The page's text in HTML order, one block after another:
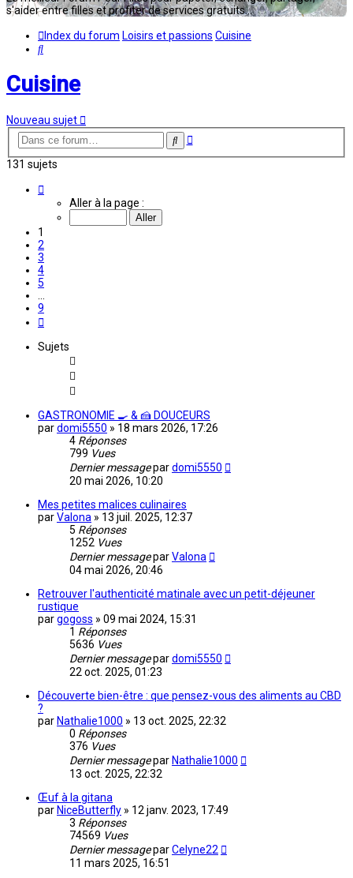
s'aider entre filles et profiter de services gratuits...
Index du forum Loisirs et passions Cuisine
Rechercher
Cuisine
Nouveau sujet
Rechercher
Recherche
131 sujets
Aller à la page :
1
2
3
4
5
9
Sujets
GASTRONOMIE 🍳 & 🍰 DOUCEURS
pardomi5550 » 18 mars 2026, 17:26
4 Réponses
799 Vues
Dernier messagepardomi5550
20 mai 2026, 10:20
Mes petites malices culinaires
parValona » 13 juil. 2025, 12:37
5 Réponses
1252 Vues
Dernier messageparValona
04 mai 2026, 20:46
Retrouver l'authenticité matinale avec un petit-déjeuner
rustique
pargogoss » 09 mai 2024, 15:31
1 Réponses
5636 Vues
Dernier messagepardomi5550
22 oct. 2025, 01:23
Découverte bien-être : que pensez-vous des aliments au CBD
?
par Nathalie1000 » 13 oct. 2025, 22:32
0 Réponses
376 Vues
Dernier messagepar Nathalie1000
13 oct. 2025, 22:32
Œuf à la gitana
par NiceButterfly » 12 janv. 2023, 17:49
3 Réponses
74569 Vues
Dernier messageparCelyne22
11 mars 2025, 16:51